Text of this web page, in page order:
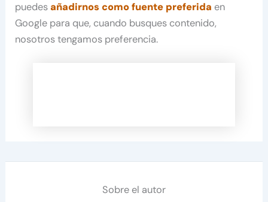
puedesañadirnos como fuente preferida en
Google para que, cuando busques contenido,
nosotros tengamos preferencia.
Sobre el autor